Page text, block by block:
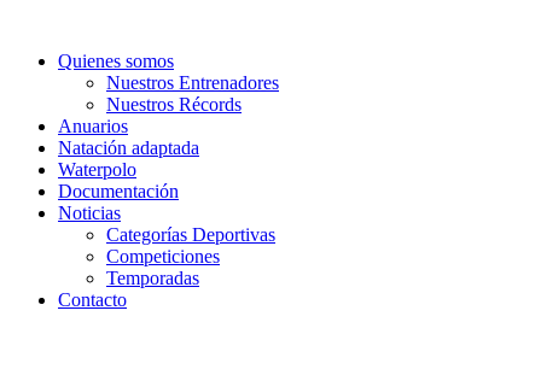
contenidoQuienes somos
Nuestros Entrenadores
Nuestros Récords
Anuarios
Natación adaptada
Waterpolo
Documentación
Noticias
Categorías Deportivas
Competiciones
Temporadas
Contacto